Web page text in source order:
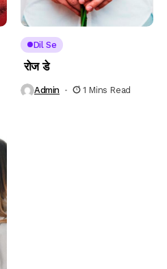
Dil Se
रोज डे
Admin 1 Mins Read